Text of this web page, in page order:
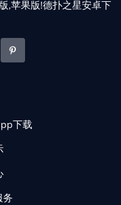
,苹果版!德扑之星安卓下
下载
务